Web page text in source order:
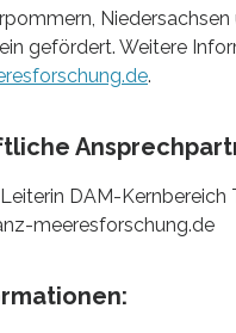
Niedersachsen
gefördert. Weitere
.
DAM-Kernbereich
meeresforschung.de